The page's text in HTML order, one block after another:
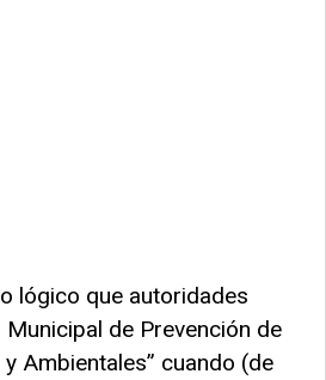
lógico que autoridades
Municipal de Prevención de
Ambientales” cuando (de